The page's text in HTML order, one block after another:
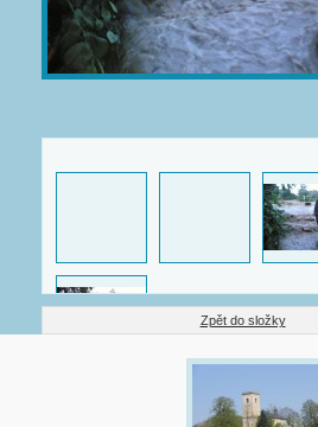
Zpět do složky